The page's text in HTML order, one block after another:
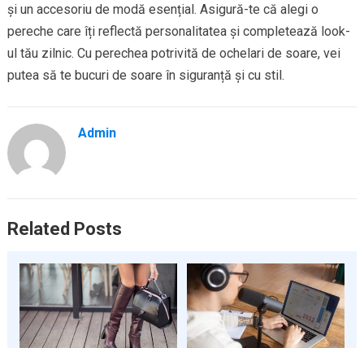
și un accesoriu de modă esențial. Asigură-te că alegi o
pereche care îți reflectă personalitatea și completează look-
ul tău zilnic. Cu perechea potrivită de ochelari de soare, vei
putea să te bucuri de soare în siguranță și cu stil.
Admin
Related Posts